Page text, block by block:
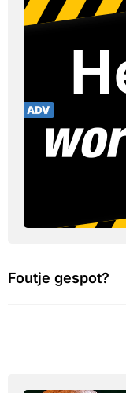
Foutje gespot?